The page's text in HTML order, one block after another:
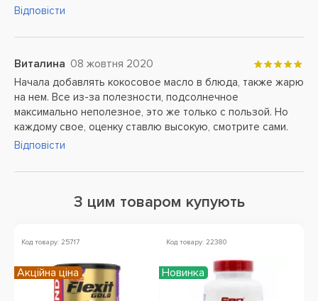
Відповісти
Виталина 08 жовтня 2020
Начала добавлять кокосовое масло в блюда, также жарю
на нем. Все из-за полезности, подсолнечное
максимально неполезное, это же только с пользой. Но
каждому свое, оценку ставлю высокую, смотрите сами.
Відповісти
З цим товаром купують
Код товару: 25717
Акційна ціна
Код товару: 22380
Новинка